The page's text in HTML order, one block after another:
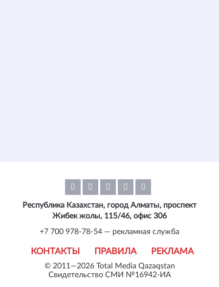
© 2011—2026 Total Media Qazaqstan
Свидетельство СМИ №16942-ИА
КОНТАКТЫ ПРАВИЛА РЕКЛАМА
Республика Казахстан, город Алматы, проспект
Жибек жолы, 115/46, офис 306
+7 700 978-78-54 — рекламная служба